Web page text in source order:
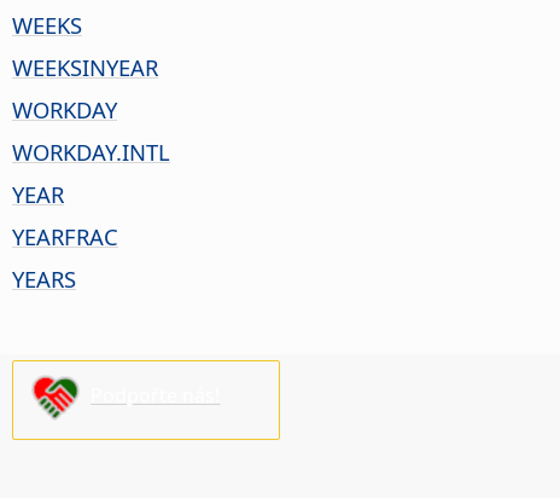
WEEKS
WEEKSINYEAR
WORKDAY
WORKDAY.INTL
YEAR
YEARFRAC
YEARS